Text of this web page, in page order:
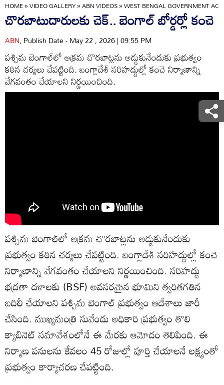
HOME»VIDEO GALLERY»ABN VIDEOS»WEST BENGAL GOVERNMENT
చొరబాటుదారులకు చెక్.. బెంగాల్ బోర్డర్లో కంచె
ABN, Publish Date - May 22 , 2026 | 09:55 PM
పశ్చిమ బెంగాల్‌లో అక్రమ చొరబాట్లను అడ్డుకునేందుకు ప్రభుత్వం
కఠిన చర్యలు చేపట్టింది. బంగ్లాదేశ్ సరిహద్దుల్లో కంచె నిర్మాణాన్ని
వేగవంతం చేయాలని నిర్ణయించింది.
పశ్చిమ బెంగాల్‌లో అక్రమ చొరబాట్లను అడ్డుకునేందుకు
ప్రభుత్వం కఠిన చర్యలు చేపట్టింది. బంగ్లాదేశ్ సరిహద్దుల్లో కంచె
నిర్మాణాన్ని వేగవంతం చేయాలని నిర్ణయించింది. సరిహద్దు
భద్రతా దళాలకు (BSF) అవసరమైన భూమిని త్వరితగతిన
బదిలీ చేయాలని పశ్చిమ బెంగాల్ ప్రభుత్వం ఆదేశాలు జారీ
చేసింది. ముఖ్యమంత్రి సువేందు అధికారి ప్రభుత్వం తొలి
క్యాబినెట్ సమావేశంలోనే ఈ మేరకు ఆమోదం తెలిపింది. ఈ
నిర్మాణ పనులను కేవలం 45 రోజుల్లో పూర్తి చేయాలనే లక్ష్యంతో
ప్రభుత్వం కార్యాచరణ చేపట్టింది.